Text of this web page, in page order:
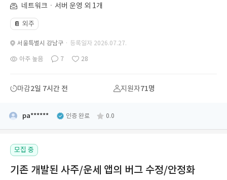
네트워크ㆍ서버 운영 외 1개
📔 외주
서울특별시 강남구 · 등록일자 2026.07.27.
아주 높음 7 28
마감2일 7시간 전 지원자71명
pa****** 인증 완료 0.0
모집 중
기존 개발된 사주/운세 앱의 버그 수정/안정화